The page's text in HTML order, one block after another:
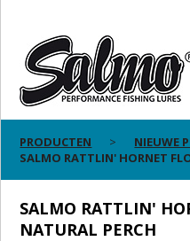
PRODUCTEN
NIEUWE
SALMO RATTLIN' HORNET
SALMO RATTLIN'
NATURAL PERCH